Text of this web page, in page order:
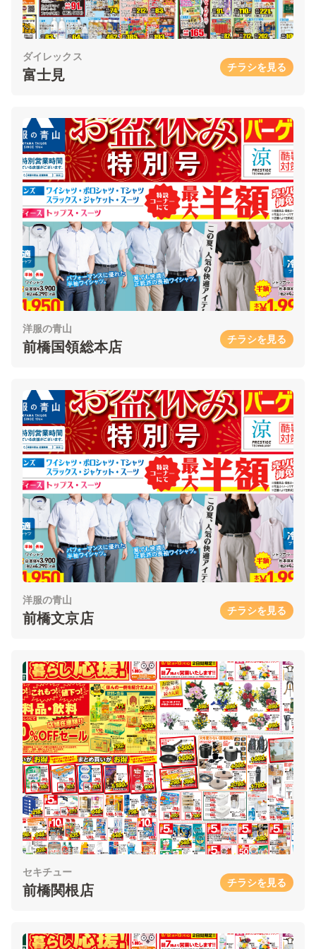
ダイレックス
富士見 チラシを見る
洋服の青山
前橋国領総本店 チラシを見る
洋服の青山
前橋文京店 チラシを見る
セキチュー
前橋関根店 チラシを見る